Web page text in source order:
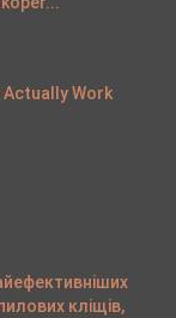
Work
кліщів,